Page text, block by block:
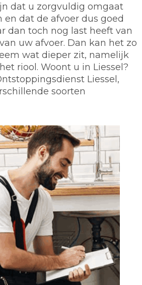
dat u zorgvuldig omgaat
dat de afvoer dus goed
dan toch nog last heeft van
uw afvoer. Dan kan het zo
wat dieper zit, namelijk
riool. Woont u in Liessel?
Liessel,
soorten